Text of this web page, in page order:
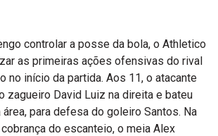
controlar a posse da bola, o Athletico
as primeiras ações ofensivas do rival
no início da partida. Aos 11, o atacante
zagueiro David Luiz na direita e bateu
para defesa do goleiro Santos. Na
do escanteio, o meia Alex